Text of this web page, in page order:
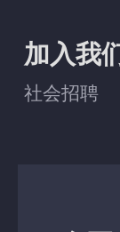
加入我
社会招聘